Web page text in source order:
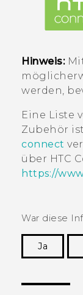
Hinweis:
werden,
Eine Liste
Zubehör
connect
über HTC
https://
War diese
Ja